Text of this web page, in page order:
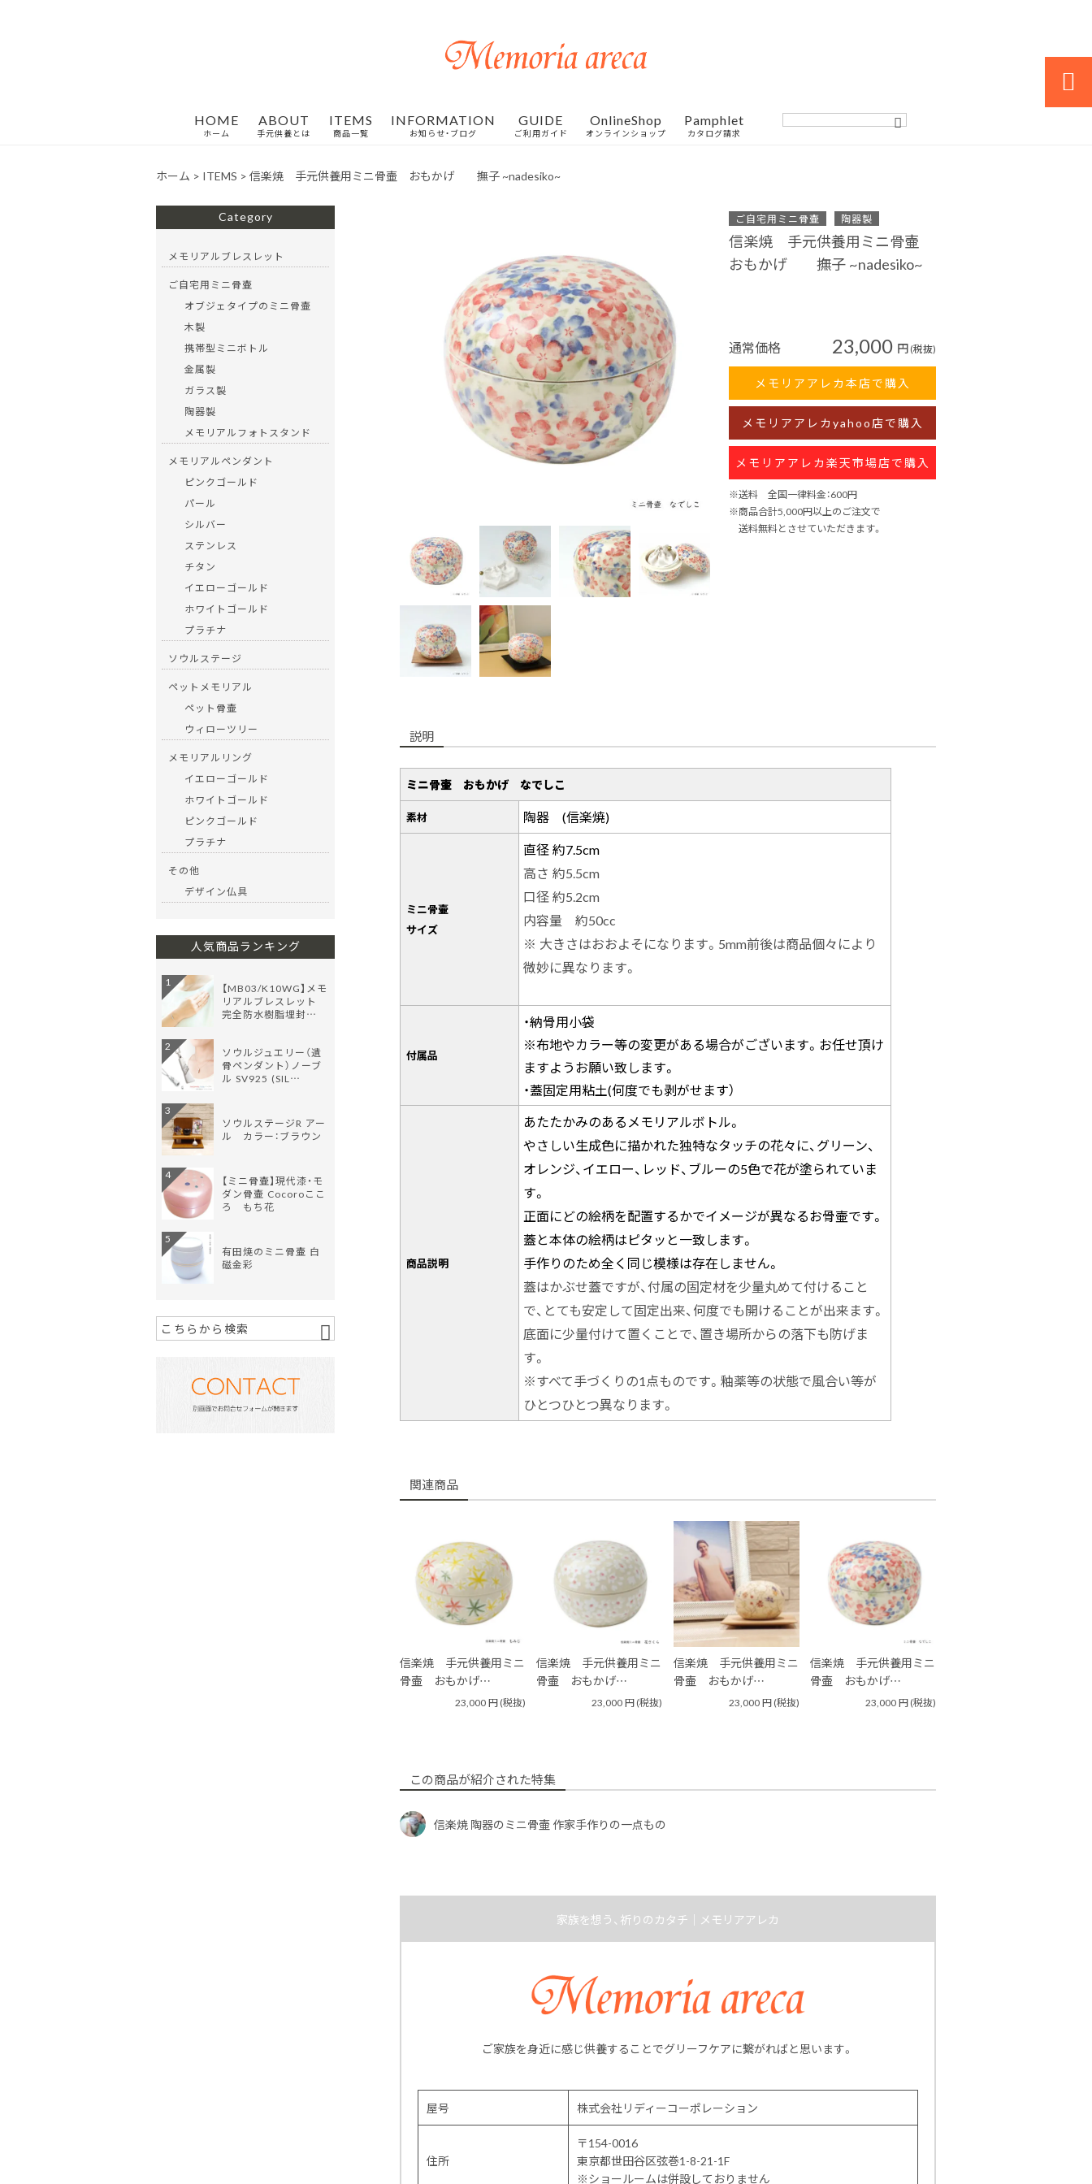
HOME
ホーム
ABOUT
手元供養とは
ITEMS
商品一覧
INFORMATION
お知らせ・ブログ
GUIDE
ご利用ガイド
OnlineShop
オンラインショップ
Pamphlet
カタログ請求
ホーム > ITEMS > 信楽焼 手元供養用ミニ骨壷 おもかげ 撫子 ~nadesiko~
ご自宅用ミニ骨壷 陶器製
信楽焼 手元供養用ミニ骨壷
おもかげ 撫子 ~nadesiko~
通常価格 23,000 円(税抜)
メモリアアレカ本店で購入
メモリアアレカyahoo店で購入
メモリアアレカ楽天市場店で購入
※送料 全国一律料金：600円
※商品合計5,000円以上のご注文で
送料無料とさせていただきます。
説明
ミニ骨壷 おもかげ なでしこ
素材 陶器 (信楽焼)
ミニ骨壷
サイズ
直径 約7.5cm
高さ 約5.5cm
口径 約5.2cm
内容量 約50cc
※ 大きさはおおよそになります。5mm前後は商品個々により
微妙に異なります。
付属品
・納骨用小袋
※布地やカラー等の変更がある場合がございます。お任せ頂け
ますようお願い致します。
・蓋固定用粘土(何度でも剥がせます）
商品説明
あたたかみのあるメモリアルボトル。
やさしい生成色に描かれた独特なタッチの花々に、グリーン、
オレンジ、イエロー、レッド、ブルーの5色で花が塗られていま
す。
正面にどの絵柄を配置するかでイメージが異なるお骨壷です。
蓋と本体の絵柄はピタッと一致します。
手作りのため全く同じ模様は存在しません。
蓋はかぶせ蓋ですが、付属の固定材を少量丸めて付けること
で、とても安定して固定出来、何度でも開けることが出来ます。
底面に少量付けて置くことで、置き場所からの落下も防げま
す。
※すべて手づくりの1点ものです。釉薬等の状態で風合い等が
ひとつひとつ異なります。
関連商品
信楽焼 手元供養用ミニ
骨壷 おもかげ…
23,000円(税抜)
信楽焼 手元供養用ミニ
骨壷 おもかげ…
23,000円(税抜)
信楽焼 手元供養用ミニ
骨壷 おもかげ…
23,000円(税抜)
信楽焼 手元供養用ミニ
骨壷 おもかげ…
23,000円(税抜)
この商品が紹介された特集
信楽焼 陶器のミニ骨壷 作家手作りの一点もの
家族を想う、祈りのカタチ｜メモリアアレカ
ご家族を身近に感じ供養することでグリーフケアに繋がればと思います。
屋号 株式会社リディーコーポレーション
住所
〒154-0016
東京都世田谷区弦巻1-8-21-1F
※ショールームは併設しておりません
Category
メモリアルブレスレット
ご自宅用ミニ骨壷
オブジェタイプのミニ骨壷
木製
携帯型ミニボトル
金属製
ガラス製
陶器製
メモリアルフォトスタンド
メモリアルペンダント
ピンクゴールド
パール
シルバー
ステンレス
チタン
イエローゴールド
ホワイトゴールド
プラチナ
ソウルステージ
ペットメモリアル
ペット骨壷
ウィローツリー
メモリアルリング
イエローゴールド
ホワイトゴールド
ピンクゴールド
プラチナ
その他
デザイン仏具
人気商品ランキング
【MB03/K10WG】メモ
リアルブレスレット
完全防水樹脂埋封…
1
ソウルジュエリー（遺
骨ペンダント）ノーブ
ル SV925 (SIL…
2
ソウルステージR アー
ル カラー：ブラウン
3
【ミニ骨壷】現代漆・モ
ダン骨壷 Cocoroここ
ろ もち花
4
有田焼のミニ骨壷 白
磁金彩
5
